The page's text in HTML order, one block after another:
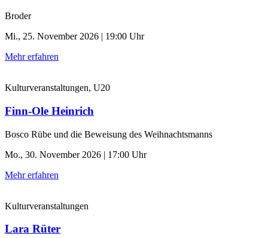
Broder
Mi., 25. November 2026 | 19:00 Uhr
Mehr erfahren
Kulturveranstaltungen, U20
Finn-Ole Heinrich
Bosco Rübe und die Beweisung des Weihnachtsmanns
Mo., 30. November 2026 | 17:00 Uhr
Mehr erfahren
Kulturveranstaltungen
Lara Rüter